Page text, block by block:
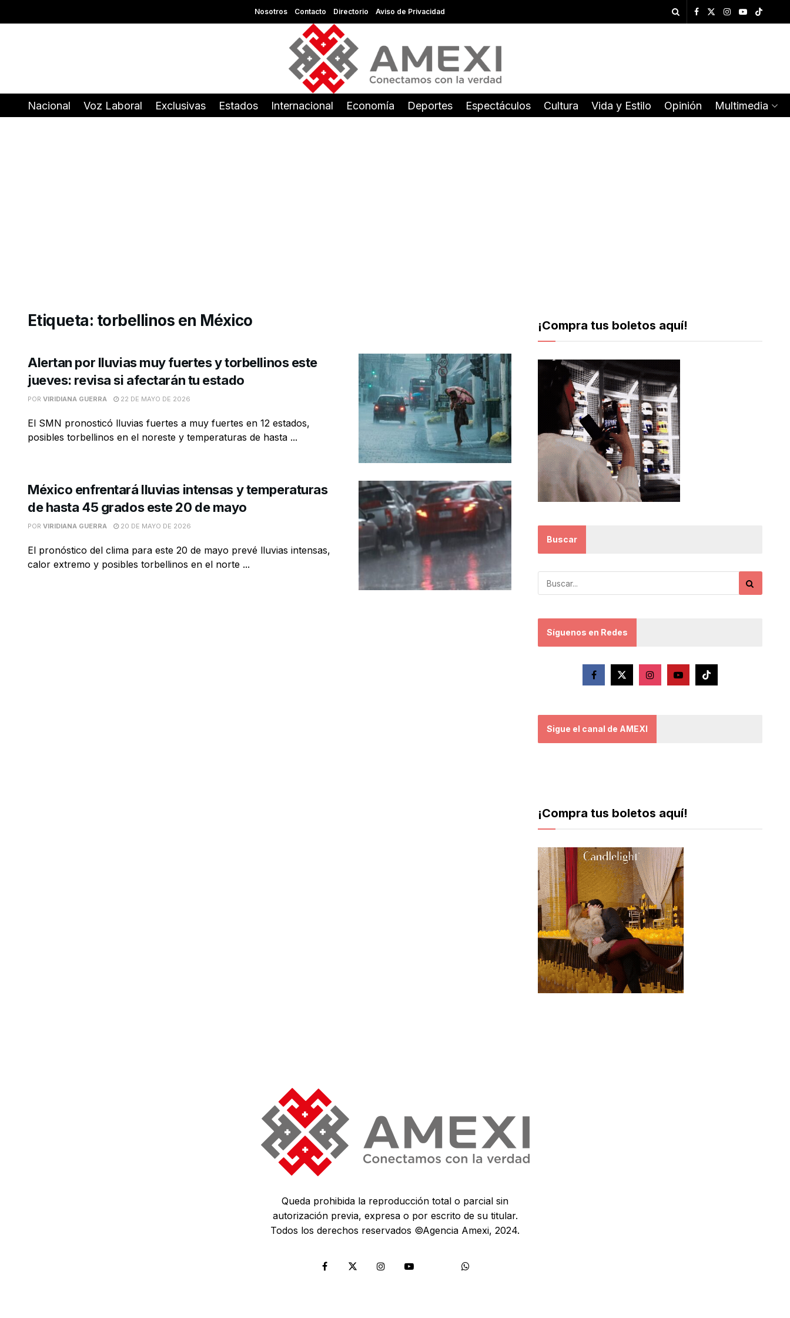
Nosotros Contacto Directorio Aviso de Privacidad
Nacional Voz Laboral Exclusivas Estados Internacional Economía Deportes Espectáculos Cultura Vida y Estilo Opinión Multimedia
Etiqueta: torbellinos en México
Alertan por lluvias muy fuertes y torbellinos este
jueves: revisa si afectarán tu estado
POR VIRIDIANA GUERRA 22 DE MAYO DE 2026
El SMN pronosticó lluvias fuertes a muy fuertes en 12 estados,
posibles torbellinos en el noreste y temperaturas de hasta ...
México enfrentará lluvias intensas y temperaturas
de hasta 45 grados este 20 de mayo
POR VIRIDIANA GUERRA 20 DE MAYO DE 2026
El pronóstico del clima para este 20 de mayo prevé lluvias intensas,
calor extremo y posibles torbellinos en el norte ...
¡Compra tus boletos aquí!
Buscar
Síguenos en Redes
Sigue el canal de AMEXI
¡Compra tus boletos aquí!
Queda prohibida la reproducción total o parcial sin
autorización previa, expresa o por escrito de su titular.
Todos los derechos reservados ©Agencia Amexi, 2024.